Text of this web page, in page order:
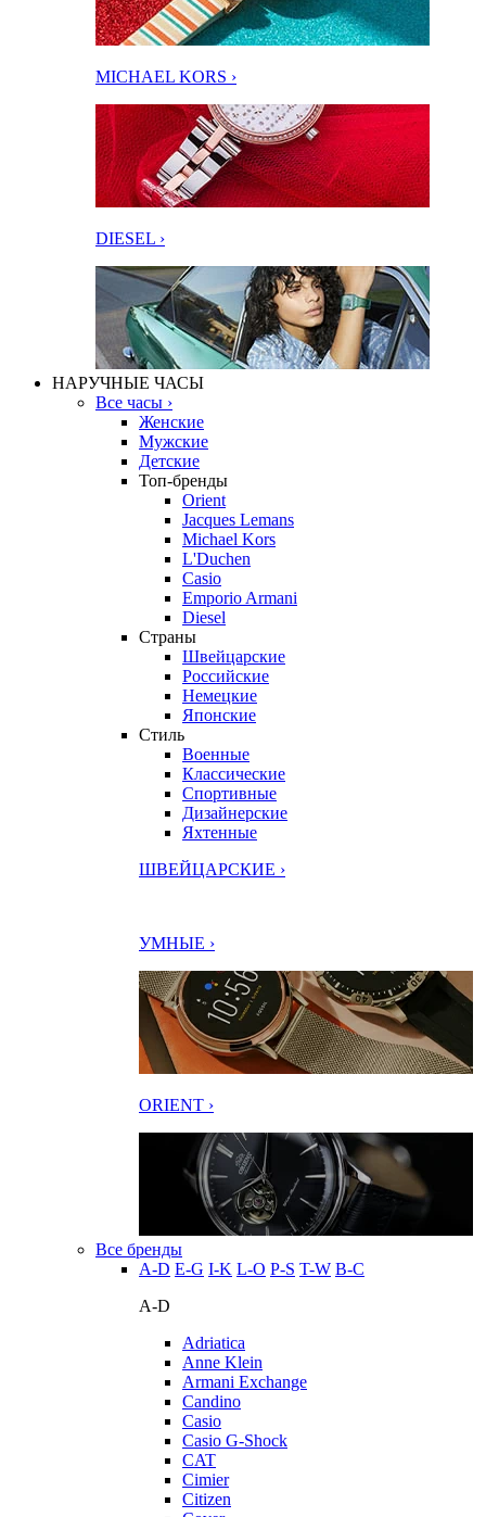
MICHAEL KORS ›
DIESEL ›
НАРУЧНЫЕ ЧАСЫ
Все часы ›
Женские
Мужские
Детские
Топ-бренды
Orient
Jacques Lemans
Michael Kors
L'Duchen
Casio
Emporio Armani
Diesel
Страны
Швейцарские
Российские
Немецкие
Японские
Стиль
Военные
Классические
Спортивные
Дизайнерские
Яхтенные
ШВЕЙЦАРСКИЕ ›
УМНЫЕ ›
ORIENT ›
Все бренды
A-D E-G I-K L-O P-S T-W В-С
A-D
Adriatica
Anne Klein
Armani Exchange
Candino
Casio
Casio G-Shock
CAT
Cimier
Citizen